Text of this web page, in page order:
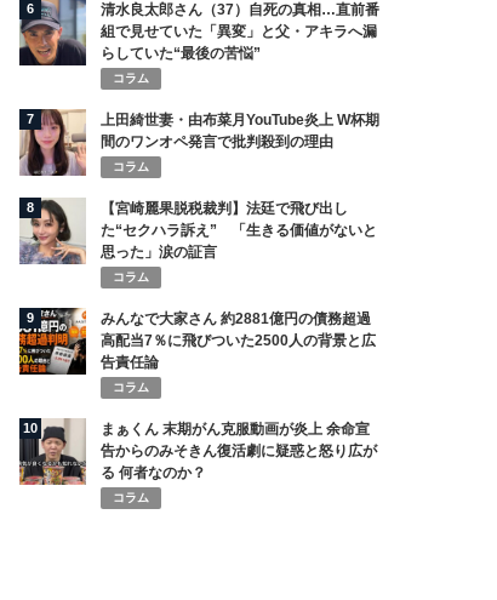
6
清水良太郎さん（37）自死の真相…直前番
組で見せていた「異変」と父・アキラへ漏
らしていた“最後の苦悩”
コラム
7
上田綺世妻・由布菜月YouTube炎上 W杯期
間のワンオペ発言で批判殺到の理由
コラム
8
【宮崎麗果脱税裁判】法廷で飛び出し
た“セクハラ訴え” 「生きる価値がないと
思った」涙の証言
コラム
9
みんなで大家さん 約2881億円の債務超過
高配当7％に飛びついた2500人の背景と広
告責任論
コラム
10
まぁくん 末期がん克服動画が炎上 余命宣
告からのみそきん復活劇に疑惑と怒り広が
る 何者なのか？
コラム